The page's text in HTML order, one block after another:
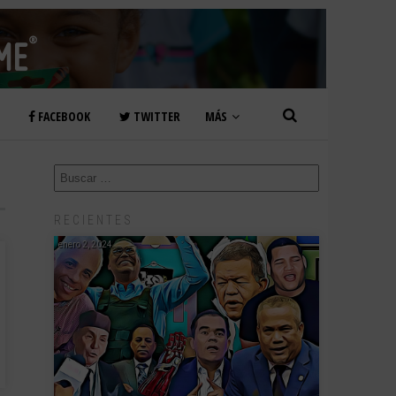
FACEBOOK TWITTER MÁS
RECIENTES
enero 2, 2024